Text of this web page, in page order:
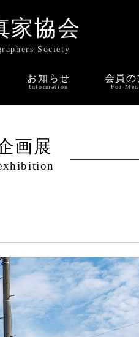
家協会
Society
お知らせ
Information
会員の
For
画展